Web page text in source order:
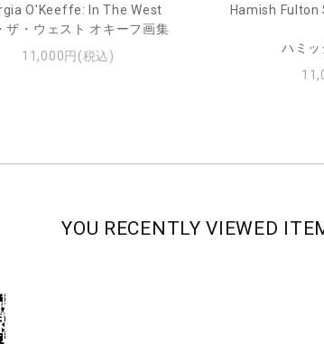
O'Keeffe: In The West
ザ・ウェスト オキーフ画集
11,000円(税込)
Hamish Fulton
ハミッ
YOU RECENTLY VIEWED